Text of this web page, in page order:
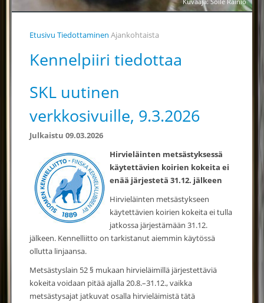
Etusivu Tiedottaminen Ajankohtaista
Kennelpiiri tiedottaa
SKL uutinen
verkkosivuille, 9.3.2026
Julkaistu 09.03.2026
Hirvieläinten metsästyksessä
käytettävien koirien kokeita ei
enää järjestetä 31.12. jälkeen
Hirvieläinten metsästykseen
käytettävien koirien kokeita ei tulla
jatkossa järjestämään 31.12.
jälkeen. Kennelliitto on tarkistanut aiemmin käytössä
ollutta linjaansa.
Metsästyslain 52 § mukaan hirvieläimillä järjestettäviä
kokeita voidaan pitää ajalla 20.8.–31.12., vaikka
metsästysajat jatkuvat osalla hirvieläimistä tätä